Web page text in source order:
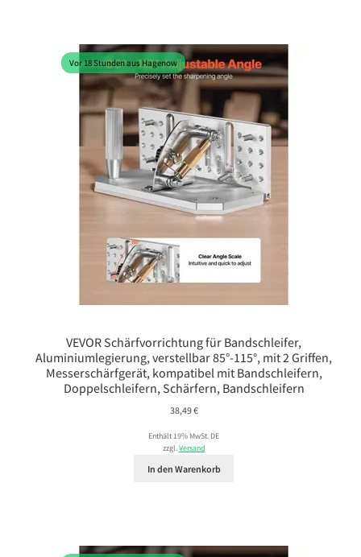
Vor 18 Stunden aus Hagenow
VEVOR Schärfvorrichtung für Bandschleifer,
Aluminiumlegierung, verstellbar 85°-115°, mit 2 Griffen,
Messerschärfgerät, kompatibel mit Bandschleifern,
Doppelschleifern, Schärfern, Bandschleifern
38,49€
Enthält 19% MwSt. DE
zzgl.Versand
In den Warenkorb